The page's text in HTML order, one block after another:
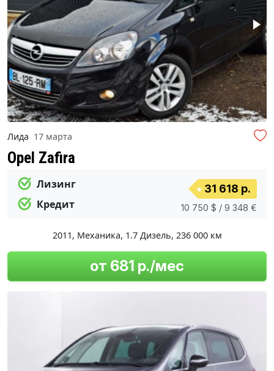
Лида 17 марта
Opel Zafira
Лизинг
Кредит
31 618 р.
10 750 $ / 9 348 €
2011, Механика, 1.7 Дизель, 236 000 км
от 681 р./мес